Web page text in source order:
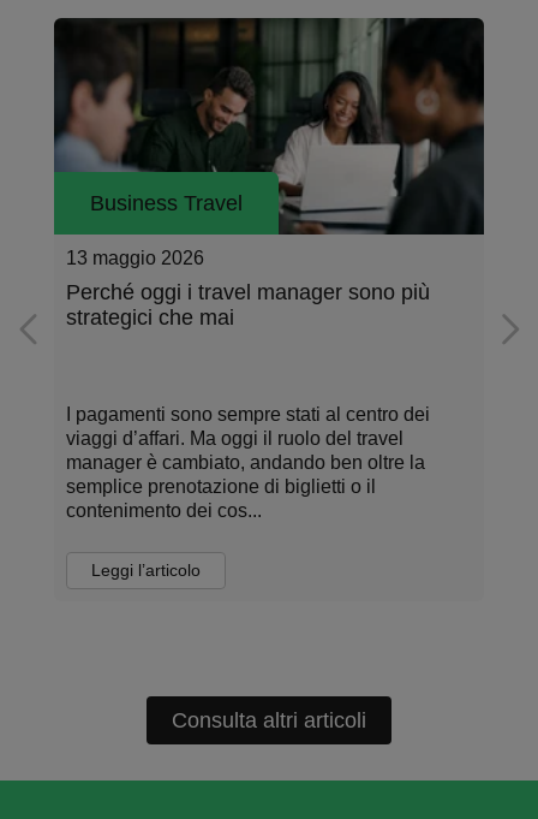
Business Travel
24 febbraio 2026
Business Travel 2026: 5 cambiamenti
chiave da conoscere
Il 2026 si preannuncia come un anno di
importanti trasformazioni per il settore dei
d’affari. Tra nuove normative europee, requisiti
di ingresso aggiornati, obblighi di
rendicontazion...
Leggi l’articolo
Consulta altri articoli